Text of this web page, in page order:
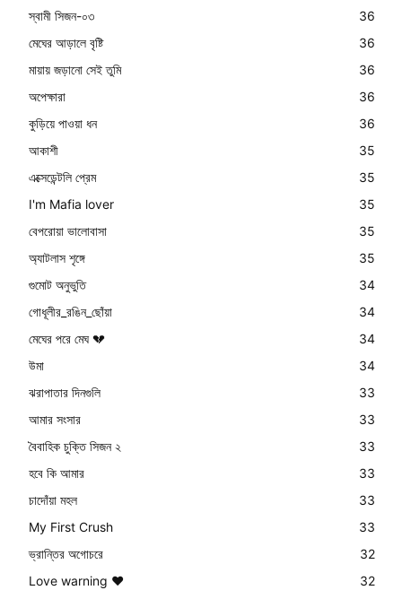
স্বামী সিজন-০৩
36
মেঘের আড়ালে বৃষ্টি
36
মায়ায় জড়ানো সেই তুমি
36
অপেক্ষারা
36
কুড়িয়ে পাওয়া ধন
36
আকাশী
35
এক্সেডেন্টলি প্রেম
35
I'm Mafia lover
35
বেপরোয়া ভালোবাসা
35
অ্যাটলাস শৃঙ্গে
35
গুমোট অনুভুতি
34
গোধূলীর_রঙিন_ছোঁয়া
34
মেঘের পরে মেঘ 💔
34
উমা
34
ঝরাপাতার দিনগুলি
33
আমার সংসার
33
বৈবাহিক চুক্তি সিজন ২
33
হবে কি আমার
33
চাদোঁয়া মহল
33
My First Crush
33
ভ্রান্তির অগোচরে
32
Love warning ❤
32